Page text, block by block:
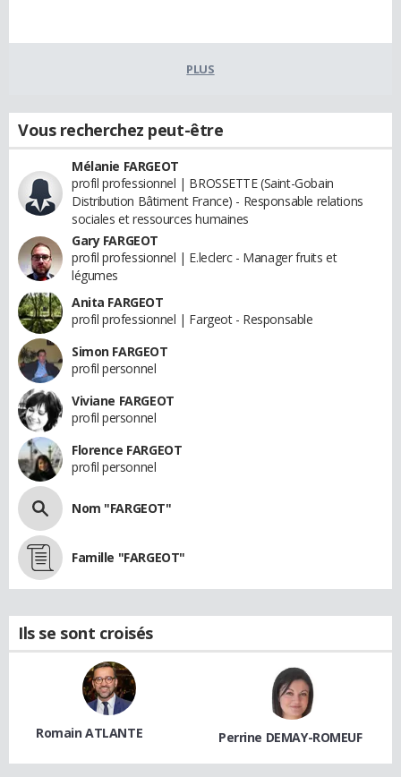
PLUS
Vous recherchez peut-être
Mélanie FARGEOT
profil professionnel | BROSSETTE (Saint-Gobain
Distribution Bâtiment France) - Responsable relations
sociales et ressources humaines
Gary FARGEOT
profil professionnel | E.leclerc - Manager fruits et
légumes
Anita FARGEOT
profil professionnel | Fargeot - Responsable
Simon FARGEOT
profil personnel
Viviane FARGEOT
profil personnel
Florence FARGEOT
profil personnel
Nom "FARGEOT"
Famille "FARGEOT"
Ils se sont croisés
Romain ATLANTE Perrine DEMAY-ROMEUF